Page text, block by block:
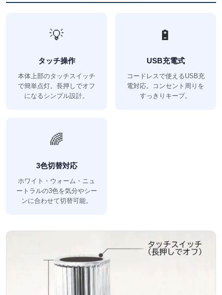
💡
タッチ操作
本体上部のタッチスイッチ
で簡単点灯。長押しでオフ
になるシンプル設計。
🔋
USB充電式
コードレスで使えるUSB充
電対応。コンセント周りを
すっきりキープ。
🌈
3色切替対応
ホワイト・ウォーム・ニュ
ートラルの3色を気分やシー
ンに合わせて切替可能。